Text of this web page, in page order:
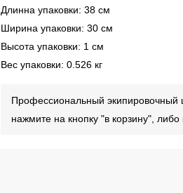
Длинна упаковки: 38 см
Ширина упаковки: 30 см
Высота упаковки: 1 см
Вес упаковки: 0.526 кг
Профессиональный экипировочный
нажмите на кнопку "в корзину",